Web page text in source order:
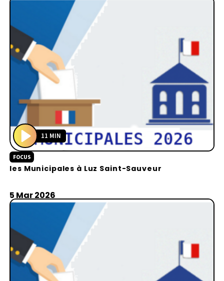
P
l
a
11 MIN
FOCUS
les Municipales à Luz Saint-Sauveur
5 Mar 2026